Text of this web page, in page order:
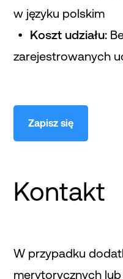
w języku polskim
Koszt udziału:
zarejestrowanych
Zapisz się
Kontakt
W przypadku
merytorycznych